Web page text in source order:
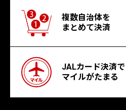
複数自治体を
まとめて決済
JALカード決済で
マイルがたまる